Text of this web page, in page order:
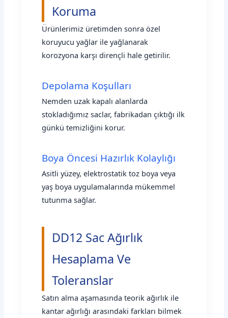
Koruma
Ürünlerimiz üretimden sonra özel
koruyucu yağlar ile yağlanarak
korozyona karşı dirençli hale getirilir.
Depolama Koşulları
Nemden uzak kapalı alanlarda
stokladığımız saclar, fabrikadan çıktığı ilk
günkü temizliğini korur.
Boya Öncesi Hazırlık Kolaylığı
Asitli yüzey, elektrostatik toz boya veya
yaş boya uygulamalarında mükemmel
tutunma sağlar.
DD12 Sac Ağırlık
Hesaplama Ve
Toleranslar
Satın alma aşamasında teorik ağırlık ile
kantar ağırlığı arasındaki farkları bilmek